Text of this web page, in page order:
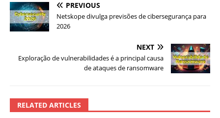
PREVIOUS
Netskope divulga previsões de cibersegurança para
2026
NEXT
Exploração de vulnerabilidades é a principal causa
de ataques de ransomware
RELATED ARTICLES